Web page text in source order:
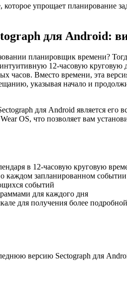
упрощает планирование
для Android:
планировщик времени?
12-часовую
часов. Вместо времени, эта
указывая начало и
для Android является
OS, что позволяет вам
в 12-часовую круговую
каждом запланированном
событий
для каждого дня
для получения более
версию Sectograph для